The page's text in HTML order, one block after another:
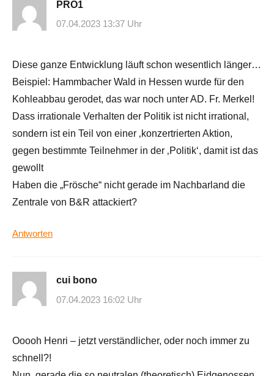
PRO1
07.04.2023 13:37 Uhr
Diese ganze Entwicklung läuft schon wesentlich länger…
Beispiel: Hammbacher Wald in Hessen wurde für den
Kohleabbau gerodet, das war noch unter AD. Fr. Merkel!
Dass irrationale Verhalten der Politik ist nicht irrational,
sondern ist ein Teil von einer ‚konzertrierten Aktion,
gegen bestimmte Teilnehmer in der ‚Politik‘, damit ist das
gewollt
Haben die „Frösche“ nicht gerade im Nachbarland die
Zentrale von B&R attackiert?
Antworten
cui bono
07.04.2023 16:02 Uhr
Ooooh Henri – jetzt verständlicher, oder noch immer zu
schnell?!